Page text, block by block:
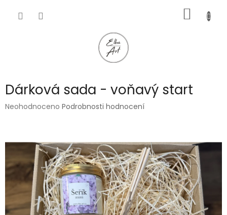
KOŠÍK
Dárková sada - voňavý start
Průměrné
0,0
5
hvězdiček.
Neohodnoceno Podrobnosti hodnocení